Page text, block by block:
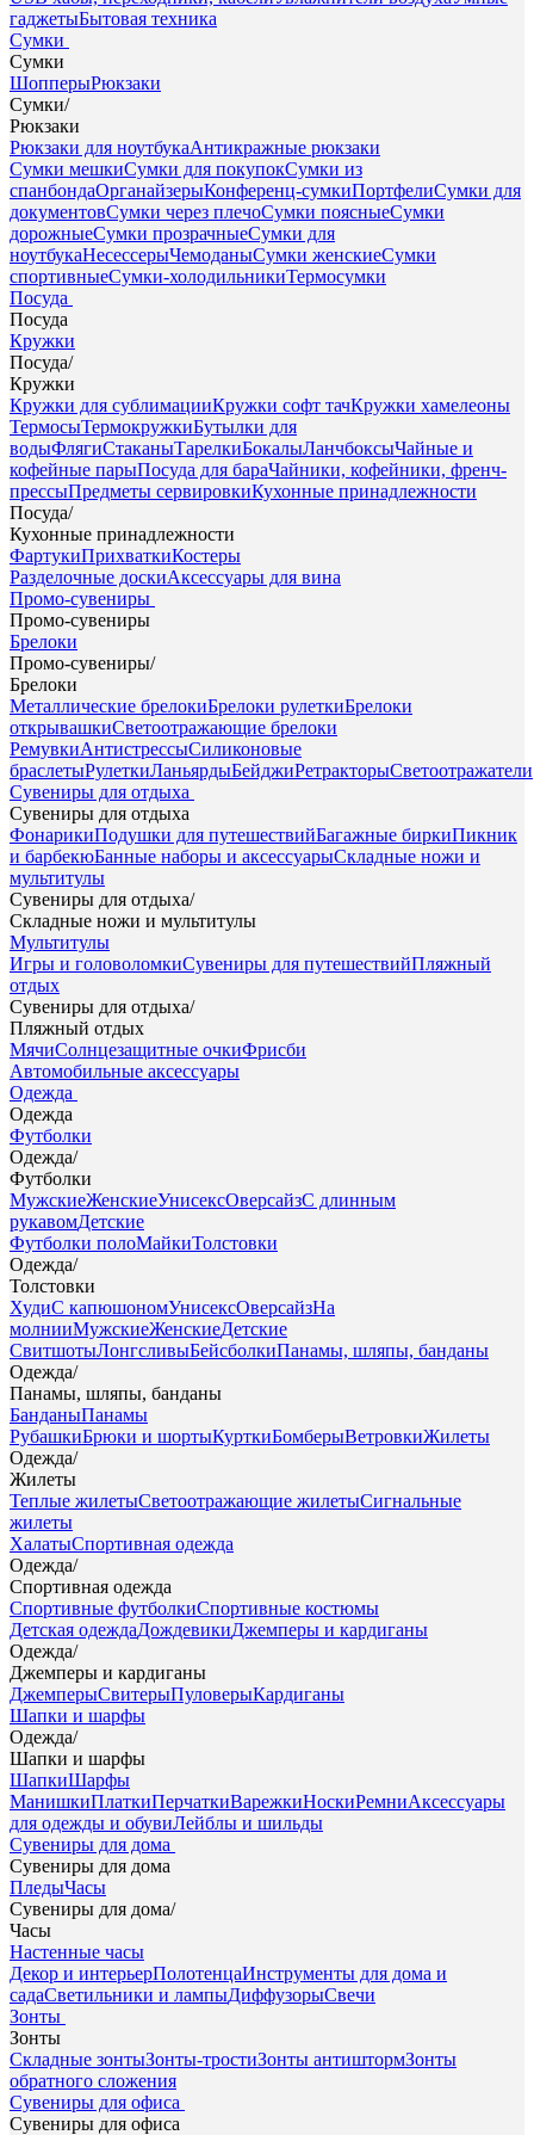
гаджетыБытовая техника
Сумки
Сумки
ШопперыРюкзаки
Сумки/
Рюкзаки
Рюкзаки для ноутбукаАнтикражные рюкзаки
Сумки мешкиСумки для покупокСумки из
спанбондаОрганайзерыКонференц-сумкиПортфелиСумки для
документовСумки через плечоСумки поясныеСумки
дорожныеСумки прозрачныеСумки для
ноутбукаНесессерыЧемоданыСумки женскиеСумки
спортивныеСумки-холодильникиТермосумки
Посуда
Посуда
Кружки
Посуда/
Кружки
Кружки для сублимацииКружки софт тачКружки хамелеоны
ТермосыТермокружкиБутылки для
водыФлягиСтаканыТарелкиБокалыЛанчбоксыЧайные и
кофейные парыПосуда для бараЧайники, кофейники, френч-
прессыПредметы сервировкиКухонные принадлежности
Посуда/
Кухонные принадлежности
ФартукиПрихваткиКостеры
Разделочные доскиАксессуары для вина
Промо-сувениры
Промо-сувениры
Брелоки
Промо-сувениры/
Брелоки
Металлические брелокиБрелоки рулеткиБрелоки
открывашкиСветоотражающие брелоки
РемувкиАнтистрессыСиликоновые
браслетыРулеткиЛаньярдыБейджиРетракторыСветоотражатели
Сувениры для отдыха
Сувениры для отдыха
ФонарикиПодушки для путешествийБагажные биркиПикник
и барбекюБанные наборы и аксессуарыСкладные ножи и
мультитулы
Сувениры для отдыха/
Складные ножи и мультитулы
Мультитулы
Игры и головоломкиСувениры для путешествийПляжный
отдых
Сувениры для отдыха/
Пляжный отдых
МячиСолнцезащитные очкиФрисби
Автомобильные аксессуары
Одежда
Одежда
Футболки
Одежда/
Футболки
МужскиеЖенскиеУнисексОверсайзС длинным
рукавомДетские
Футболки полоМайкиТолстовки
Одежда/
Толстовки
ХудиС капюшономУнисексОверсайзНа
молнииМужскиеЖенскиеДетские
СвитшотыЛонгсливыБейсболкиПанамы, шляпы, банданы
Одежда/
Панамы, шляпы, банданы
БанданыПанамы
РубашкиБрюки и шортыКурткиБомберыВетровкиЖилеты
Одежда/
Жилеты
Теплые жилетыСветоотражающие жилетыСигнальные
жилеты
ХалатыСпортивная одежда
Одежда/
Спортивная одежда
Спортивные футболкиСпортивные костюмы
Детская одеждаДождевикиДжемперы и кардиганы
Одежда/
Джемперы и кардиганы
ДжемперыСвитерыПуловерыКардиганы
Шапки и шарфы
Одежда/
Шапки и шарфы
ШапкиШарфы
МанишкиПлаткиПерчаткиВарежкиНоскиРемниАксессуары
для одежды и обувиЛейблы и шильды
Сувениры для дома
Сувениры для дома
ПледыЧасы
Сувениры для дома/
Часы
Настенные часы
Декор и интерьерПолотенцаИнструменты для дома и
садаСветильники и лампыДиффузорыСвечи
Зонты
Зонты
Складные зонтыЗонты-тростиЗонты антиштормЗонты
обратного сложения
Сувениры для офиса
Сувениры для офиса